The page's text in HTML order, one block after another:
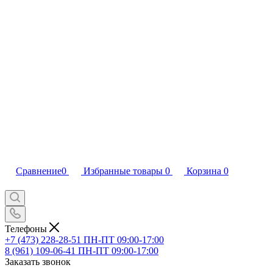
Сравнение0 Избранные товары 0 Корзина 0
Телефоны
+7 (473) 228-28-51 ПН-ПТ 09:00-17:00
8 (961) 109-06-41 ПН-ПТ 09:00-17:00
Заказать звонок